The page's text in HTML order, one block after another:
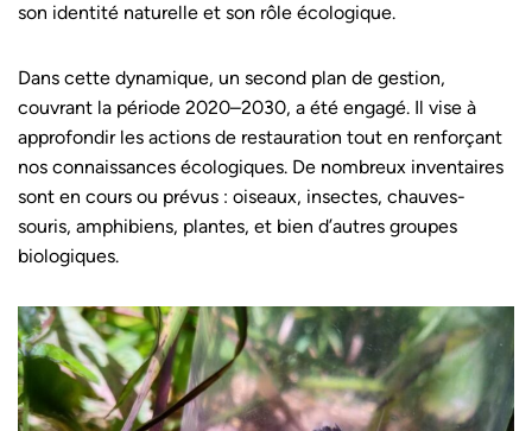
son identité naturelle et son rôle écologique.
Dans cette dynamique, un second plan de gestion,
couvrant la période 2020–2030, a été engagé. Il vise à
approfondir les actions de restauration tout en renforçant
nos connaissances écologiques. De nombreux inventaires
sont en cours ou prévus : oiseaux, insectes, chauves-
souris, amphibiens, plantes, et bien d’autres groupes
biologiques.